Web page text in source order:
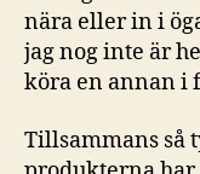
nära eller in i
jag nog inte är
köra en annan i
Tillsammans så